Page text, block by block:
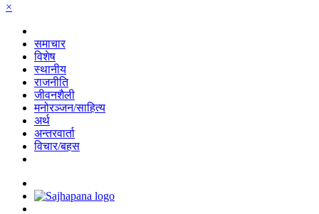
×
समाचार
विशेष
स्थानीय
राजनीति
जीवनशैली
मनोरञ्जन/साहित्य
अर्थ
अन्तरवार्ता
विचार/बहस